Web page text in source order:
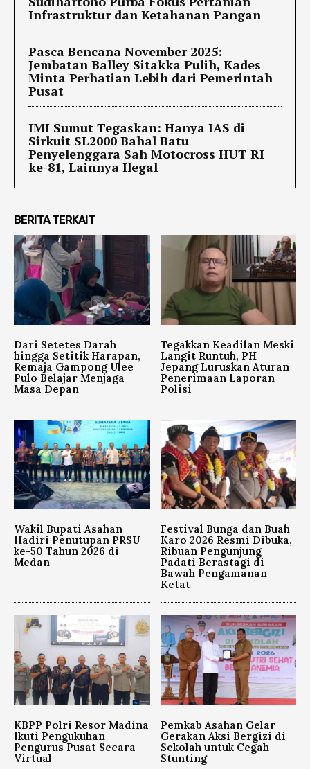
Infrastruktur dan Ketahanan Pangan
Pasca Bencana November 2025:
Jembatan Balley Sitakka Pulih, Kades
Minta Perhatian Lebih dari Pemerintah
Pusat
IMI Sumut Tegaskan: Hanya IAS di
Sirkuit SL2000 Bahal Batu
Penyelenggara Sah Motocross HUT RI
ke-81, Lainnya Ilegal
BERITA TERKAIT
Dari Setetes Darah
hingga Setitik Harapan,
Remaja Gampong Ulee
Pulo Belajar Menjaga
Masa Depan
Tegakkan Keadilan Meski
Langit Runtuh, PH
Jepang Luruskan Aturan
Penerimaan Laporan
Polisi
Wakil Bupati Asahan
Hadiri Penutupan PRSU
ke-50 Tahun 2026 di
Medan
Festival Bunga dan Buah
Karo 2026 Resmi Dibuka,
Ribuan Pengunjung
Padati Berastagi di
Bawah Pengamanan
Ketat
KBPP Polri Resor Madina
Ikuti Pengukuhan
Pengurus Pusat Secara
Virtual
Pemkab Asahan Gelar
Gerakan Aksi Bergizi di
Sekolah untuk Cegah
Stunting